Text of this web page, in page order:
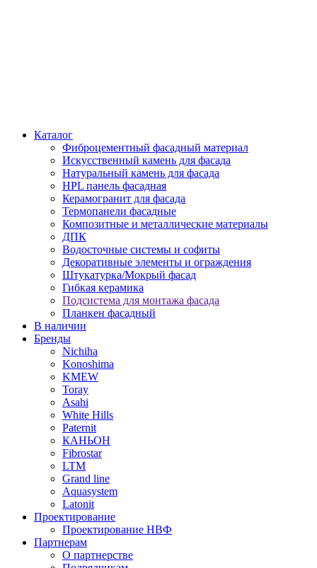
Каталог
Фиброцементный фасадный материал
Искусственный камень для фасада
Натуральный камень для фасада
HPL панель фасадная
Керамогранит для фасада
Термопанели фасадные
Композитные и металлические материалы
ДПК
Водосточные системы и софиты
Декоративные элементы и ограждения
Штукатурка/Мокрый фасад
Гибкая керамика
Подсистема для монтажа фасада
Планкен фасадный
В наличии
Бренды
Nichiha
Konoshima
KMEW
Toray
Asahi
White Hills
Paternit
КАНЬОН
Fibrostar
LTM
Grand line
Aquasystem
Latonit
Проектирование
Проектирование НВФ
Партнерам
О партнерстве